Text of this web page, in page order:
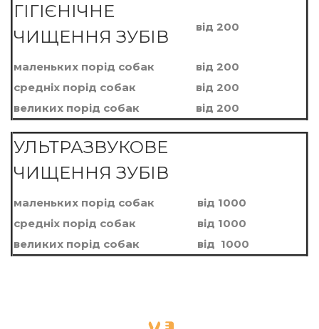
ГІГІЄНІЧНЕ
ЧИЩЕННЯ ЗУБІВ
вiд 200
маленьких порiд собак
вiд 200
среднiх порiд собак
вiд 200
великих порiд собак
вiд 200
УЛЬТРАЗВУКОВЕ
ЧИЩЕННЯ ЗУБІВ
маленьких порiд собак
вiд 1000
среднiх порiд собак
вiд 1000
великих порiд собак
вiд 1000